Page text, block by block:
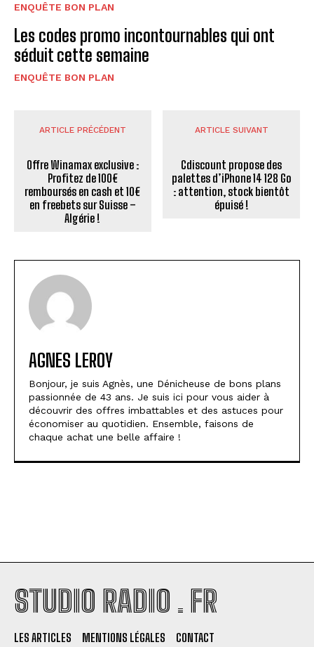
ENQUÊTE BON PLAN
Les codes promo incontournables qui ont
séduit cette semaine
ENQUÊTE BON PLAN
ARTICLE PRÉCÉDENT
Offre Winamax exclusive :
Profitez de 100€
remboursés en cash et 10€
en freebets sur Suisse –
Algérie !
ARTICLE SUIVANT
Cdiscount propose des
palettes d’iPhone 14 128 Go
: attention, stock bientôt
épuisé !
AGNES LEROY
Bonjour, je suis Agnès, une Dénicheuse de bons plans
passionnée de 43 ans. Je suis ici pour vous aider à
découvrir des offres imbattables et des astuces pour
économiser au quotidien. Ensemble, faisons de
chaque achat une belle affaire !
STUDIO RADIO . FR
LES ARTICLES MENTIONS LÉGALES CONTACT